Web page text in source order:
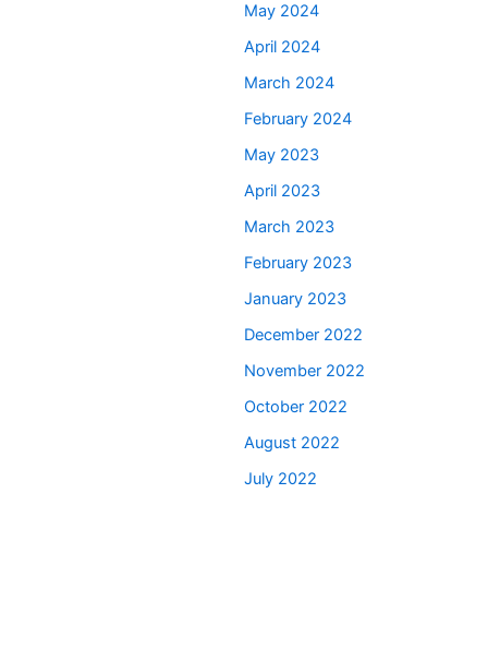
May 2024
April 2024
March 2024
February 2024
May 2023
April 2023
March 2023
February 2023
January 2023
December 2022
November 2022
October 2022
August 2022
July 2022